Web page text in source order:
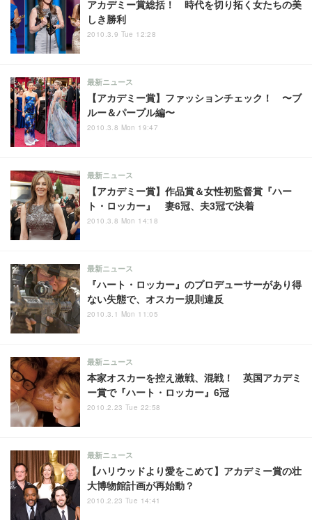
アカデミー賞総括！ 時代を切り拓く女たちの美
しき勝利
2010.3.9 Tue 12:28
【アカデミー賞】ファッションチェック！ 〜ブ
ルー＆パープル編〜
最新ニュース
2010.3.8 Mon 19:47
【アカデミー賞】作品賞＆女性初監督賞『ハー
ト・ロッカー』 妻6冠、夫3冠で決着
最新ニュース
2010.3.8 Mon 14:18
『ハート・ロッカー』のプロデューサーがあり得
ない失態で、オスカー規則違反
最新ニュース
2010.3.1 Mon 11:05
本家オスカーを控え激戦、混戦！ 英国アカデミ
ー賞で『ハート・ロッカー』6冠
最新ニュース
2010.2.23 Tue 22:58
【ハリウッドより愛をこめて】アカデミー賞の壮
大博物館計画が再始動？
最新ニュース
2010.2.23 Tue 14:41